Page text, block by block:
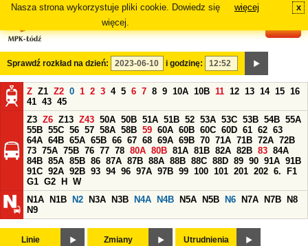
Nasza strona wykorzystuje pliki cookie. Dowiedz się
więcej.
więcej x
Sprawdź rozkład na dzień: i godzinę:
Z Z1 Z2 0 1 2 3 4 5 6 7 8 9 10A 10B 11 12 13 14 15 16
41 43 45
Z3 Z6 Z13 Z43 50A 50B 51A 51B 52 53A 53C 53B 54B 55A
55B 55C 56 57 58A 58B 59 60A 60B 60C 60D 61 62 63
64A 64B 65A 65B 66 67 68 69A 69B 70 71A 71B 72A 72B
73 75A 75B 76 77 78 80A 80B 81A 81B 82A 82B 83 84A
84B 85A 85B 86 87A 87B 88A 88B 88C 88D 89 90 91A 91B
91C 92A 92B 93 94 96 97A 97B 99 100 101 201 202 6.
F1
G1 G2 H
W
N1A
N1B N2 N3A N3B N4A N4B N5A N5B N6 N7A N7B
N8
N9
Linie Zmiany Utrudnienia